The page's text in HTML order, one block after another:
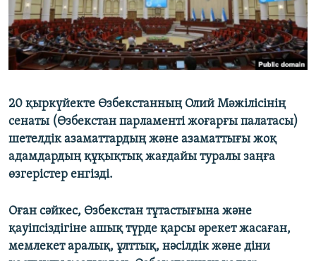
20 қыркүйекте Өзбекстанның Олий Мәжілісінің
сенаты (Өзбекстан парламенті жоғарғы палатасы)
шетелдік азаматтардың және азаматтығы жоқ
адамдардың құқықтық жағдайы туралы заңға
өзгерістер енгізді.
Оған сәйкес, Өзбекстан тұтастығына және
қауіпсіздігіне ашық түрде қарсы әрекет жасаған,
мемлекет аралық, ұлттық, нәсілдік және діни